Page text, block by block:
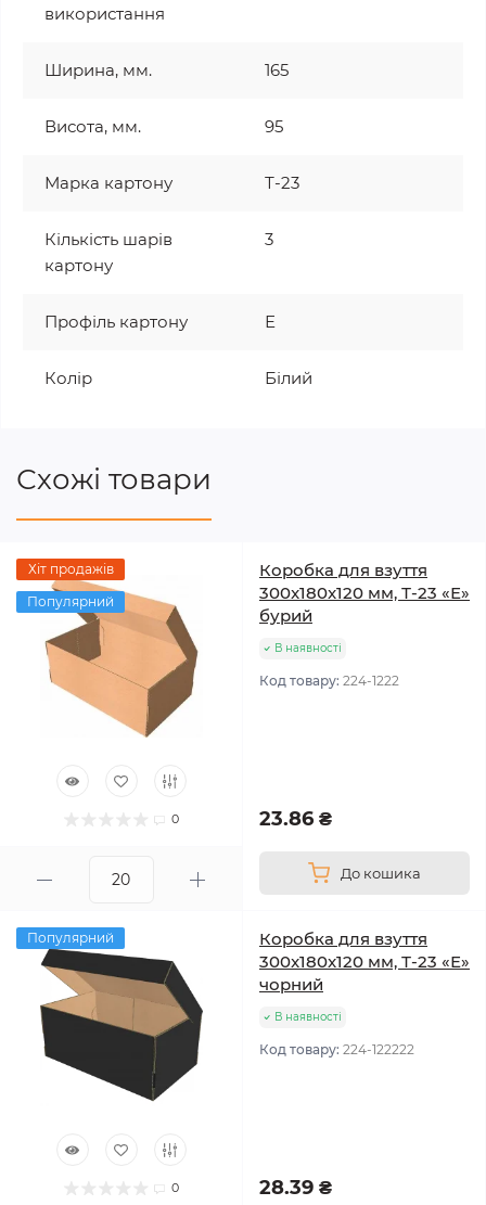
використання
Ширина, мм. 165
Висота, мм. 95
Марка картону Т-23
Кількість шарів
картону
3
Профіль картону Е
Колір Білий
Схожі товари
Хіт продажів
Популярний
0
Коробка для взуття
300x180x120 мм, Т-23 «Е»
бурий
В наявності
Код товару: 224-1222
23.86 ₴
До кошика
Популярний
0
Коробка для взуття
300x180x120 мм, Т-23 «Е»
чорний
В наявності
Код товару: 224-122222
28.39 ₴